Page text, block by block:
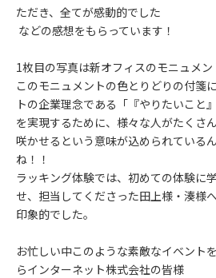
ただき、全てが感動的でした
などの感想をもらっています！
1枚目の写真は新オフィスのモニュメン
このモニュメントの色とりどりの付箋
トの企業理念である「『やりたいこと
を実現するために、様々な人がたくさ
咲かせるという意味が込められている
ね！！
ラッキング体験では、初めての体験に
せ、担当してくださった田上様・湊様
印象的でした。
お忙しい中このような素敵なイベント
らインターネット株式会社の皆様